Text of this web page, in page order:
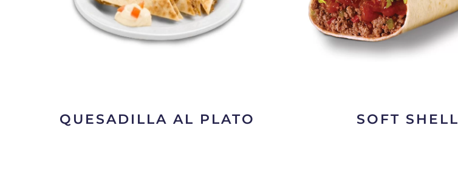
QUESADILLA AL PLATO SOFT SHELL